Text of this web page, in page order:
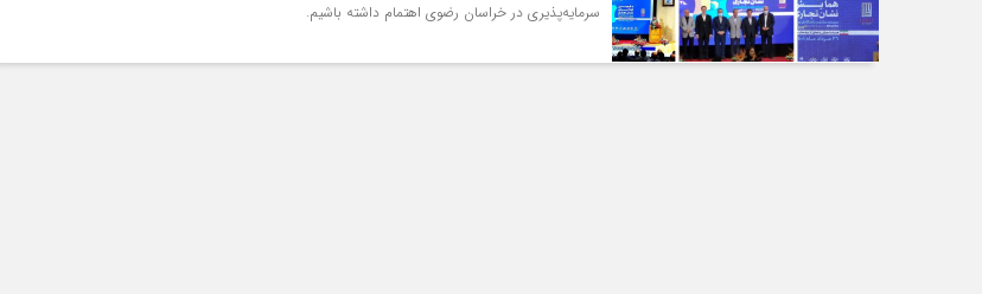
سرمایه‌پذیری در خراسان رضوی اهتمام داشته باشیم.